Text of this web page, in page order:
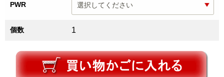
PWR
個数 1